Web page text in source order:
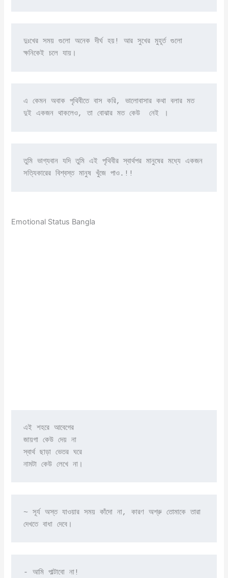
দুঃখের সময় গুলো অনেক দীর্ঘ হয়! আর সুখের মুহূর্ত গুলো
ক্ষনিকেই চলে যায়।
এ কেমন অবাক পৃথিবীতে বাস করি, ভালোবাসার কথা বলার মত
দুই একজন থাকলেও, তা বোঝার মত কেউ  নেই ।
তুমি ভাগ্যবান যদি তুমি এই পৃথিবীর স্বার্থপর মানুষের মধ্যে একজন
সত্যিকারের বিশ্বস্ত মানুষ খুঁজে পাও.!!
Emotional Status Bangla
এই শহরে আবেগের
জায়গা কেউ দেয় না
স্বার্থ ছাড়া ভেতর ঘরে
নামটা কেউ লেখে না।
~ সূর্য অস্ত যাওয়ার সময় কাঁদো না, কারণ অশ্রু তোমাকে তারা
দেখতে বাধা দেবে।
- আমি পাল্টাবো না!